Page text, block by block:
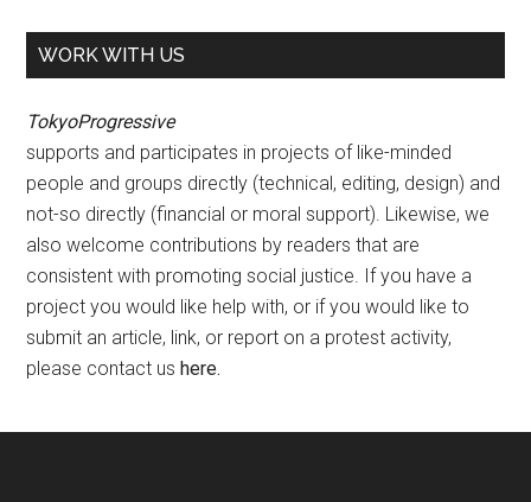
WORK WITH US
TokyoProgressive
supports and participates in projects of like-minded
people and groups directly (technical, editing, design) and
not-so directly (financial or moral support). Likewise, we
also welcome contributions by readers that are
consistent with promoting social justice. If you have a
project you would like help with, or if you would like to
submit an article, link, or report on a protest activity,
please contact ushere.